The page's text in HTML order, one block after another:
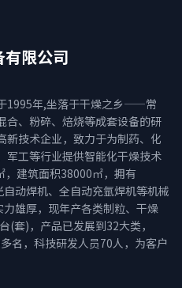
限公司
1995年,坐落于干燥之乡——常
合、粉碎、焙烧等成套设备的研
新技术企业，致力于为制药、化
军工等行业提供智能化干燥技术
建筑面积38000㎡，拥有
动焊机、全自动充氩焊机等机械
雄厚，现年产各类制粒、干燥
(套)，产品已发展到32大类，
名，科技研发人员70人，为客户